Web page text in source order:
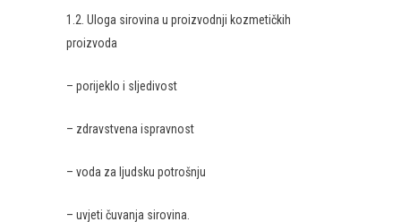
1.2. Uloga sirovina u proizvodnji kozmetičkih
proizvoda
– porijeklo i sljedivost
– zdravstvena ispravnost
– voda za ljudsku potrošnju
– uvjeti čuvanja sirovina.